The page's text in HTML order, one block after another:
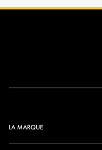
LA MARQUE